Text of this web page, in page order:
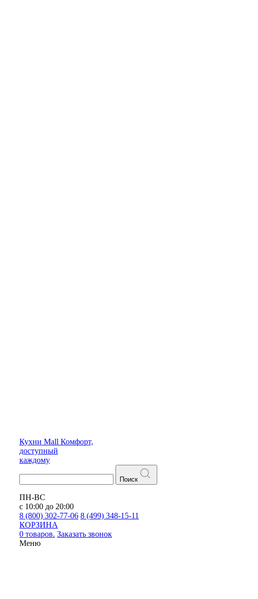
Кухни Mall Комфорт,
доступный
каждому
Поиск
ПН-ВС
с 10:00 до 20:00
8 (800) 302-77-06 8 (499) 348-15-11
КОРЗИНА
0 товаров. Заказать звонок
Меню